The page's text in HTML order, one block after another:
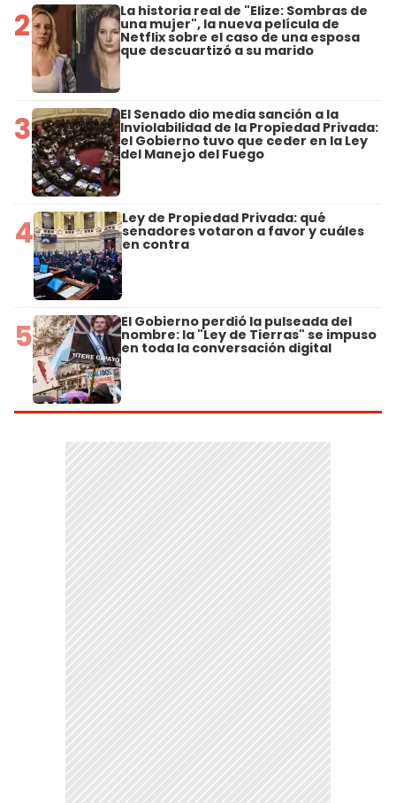
2 La historia real de "Elize: Sombras de
una mujer", la nueva película de
Netflix sobre el caso de una esposa
que descuartizó a su marido
3 El Senado dio media sanción a la
Inviolabilidad de la Propiedad Privada:
el Gobierno tuvo que ceder en la Ley
del Manejo del Fuego
4 Ley de Propiedad Privada: qué
senadores votaron a favor y cuáles
en contra
5 El Gobierno perdió la pulseada del
nombre: la "Ley de Tierras" se impuso
en toda la conversación digital